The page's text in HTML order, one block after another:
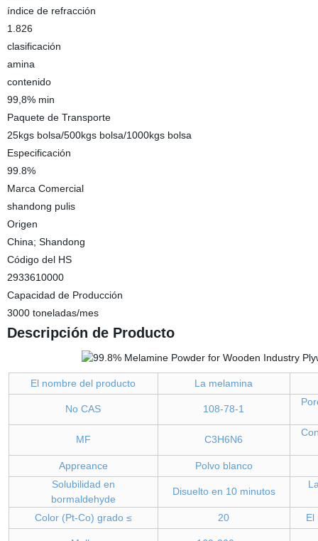
índice de refracción
1.826
clasificación
amina
contenido
99,8% min
Paquete de Transporte
25kgs bolsa/500kgs bolsa/1000kgs bolsa
Especificación
99.8%
Marca Comercial
shandong pulis
Origen
China; Shandong
Código del HS
2933610000
Capacidad de Producción
3000 toneladas/mes
Descripción de Producto
El nombre del producto La melamina
No CAS 108-78-1
MF C3H6N6
Appreance
Polvo blanco
Solubilidad en
bormaldehyde
Disuelto en 10 minutos
Color (Pt-Co) grado ≤ 20 El